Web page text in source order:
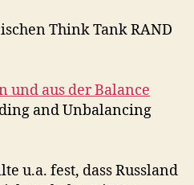
Think Tank RAND
und aus der Balance
and Unbalancing
u.a. fest, dass Russland